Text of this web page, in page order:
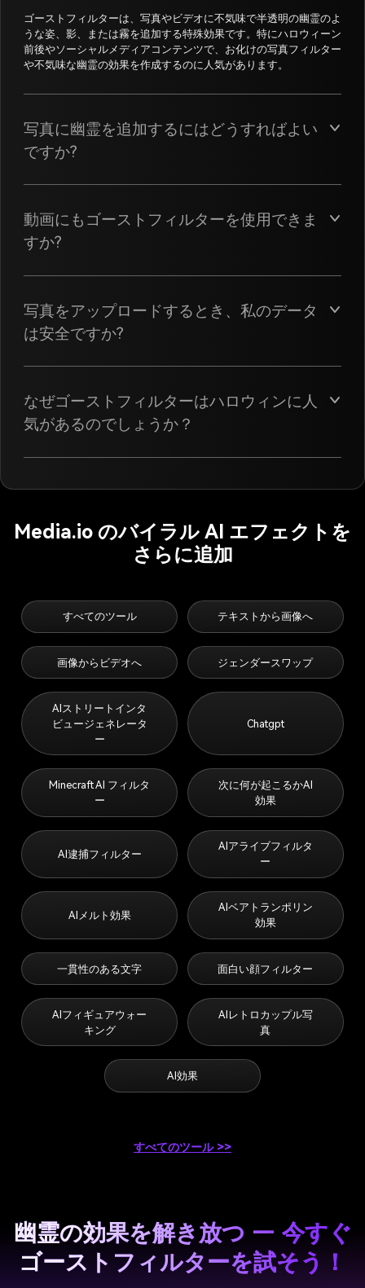
ゴーストフィルターは、写真やビデオに不気味で半透明の幽霊のよ
うな姿、影、または霧を追加する特殊効果です。特にハロウィーン
前後やソーシャルメディアコンテンツで、お化けの写真フィルター
や不気味な幽霊の効果を作成するのに人気があります。
写真に幽霊を追加するにはどうすればよい
ですか?
動画にもゴーストフィルターを使用できま
すか?
写真をアップロードするとき、私のデータ
は安全ですか?
なぜゴーストフィルターはハロウィンに人
気があるのでしょうか？
Media.io のバイラル AI エフェクトを
さらに追加
すべてのツール テキストから画像へ
画像からビデオへ ジェンダースワップ
AIストリートインタ
ビュージェネレータ
ー
Chatgpt
Minecraft AI フィルタ
ー
次に何が起こるかAI
効果
AI逮捕フィルター
AIアライブフィルタ
ー
AIメルト効果
AIベアトランポリン
効果
一貫性のある文字 面白い顔フィルター
AIフィギュアウォー
キング
AIレトロカップル写
真
AI効果
すべてのツール >>
幽霊の効果を解き放つ — 今すぐ
ゴーストフィルターを試そう！